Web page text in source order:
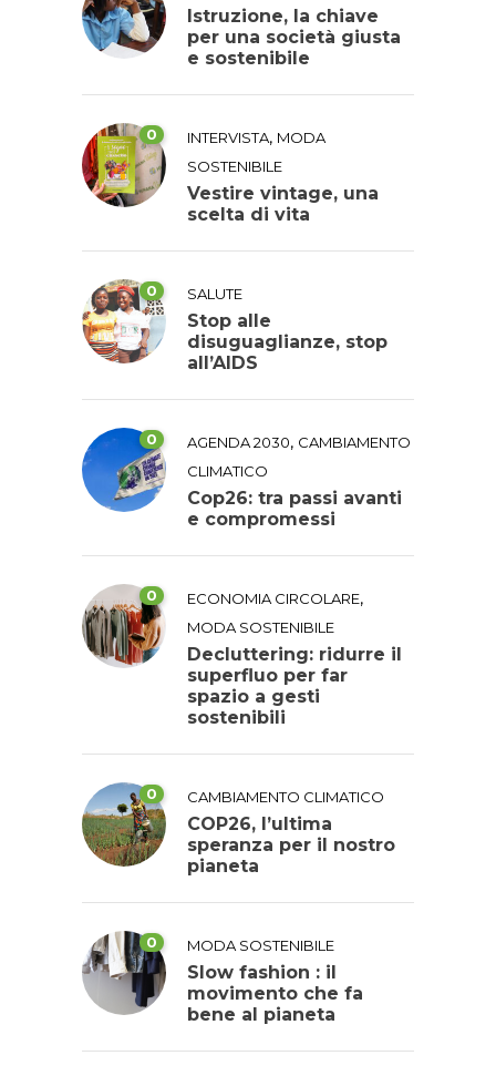
Istruzione, la chiave
per una società giusta
e sostenibile
0 INTERVISTA, MODA
SOSTENIBILE
Vestire vintage, una
scelta di vita
0 SALUTE
Stop alle
disuguaglianze, stop
all’AIDS
0 AGENDA 2030, CAMBIAMENTO
CLIMATICO
Cop26: tra passi avanti
e compromessi
0 ECONOMIA CIRCOLARE,
MODA SOSTENIBILE
Decluttering: ridurre il
superfluo per far
spazio a gesti
sostenibili
0 CAMBIAMENTO CLIMATICO
COP26, l’ultima
speranza per il nostro
pianeta
0 MODA SOSTENIBILE
Slow fashion : il
movimento che fa
bene al pianeta